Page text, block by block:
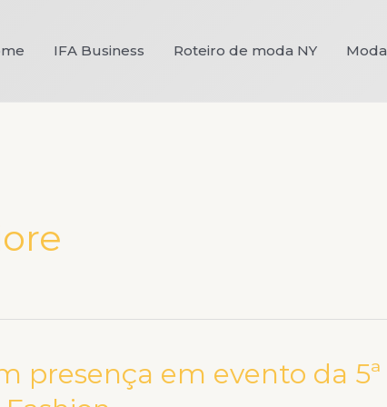
IFA Business Roteiro de moda NY Moda
presença em evento da 5ª